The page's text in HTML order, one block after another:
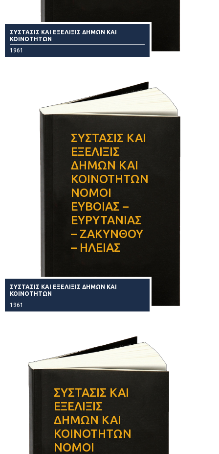
ΣΥΣΤΑΣΙΣ ΚΑΙ ΕΞΕΛΙΞΙΣ ΔΗΜΩΝ ΚΑΙ
ΚΟΙΝΟΤΗΤΩΝ
1961
ΣΥΣΤΑΣΙΣ ΚΑΙ ΕΞΕΛΙΞΙΣ ΔΗΜΩΝ ΚΑΙ
ΚΟΙΝΟΤΗΤΩΝ
1961
ΣΥΣΤΑΣΙΣ ΚΑΙ
ΕΞΕΛΙΞΙΣ
ΔΗΜΩΝ ΚΑΙ
ΚΟΙΝΟΤΗΤΩΝ
ΝΟΜΟΙ
ΕΥΒΟΙΑΣ –
ΕΥΡΥΤΑΝΙΑΣ
– ΖΑΚΥΝΘΟΥ
– ΗΛΕΙΑΣ
ΣΥΣΤΑΣΙΣ ΚΑΙ
ΕΞΕΛΙΞΙΣ
ΔΗΜΩΝ ΚΑΙ
ΚΟΙΝΟΤΗΤΩΝ
ΝΟΜΟΙ